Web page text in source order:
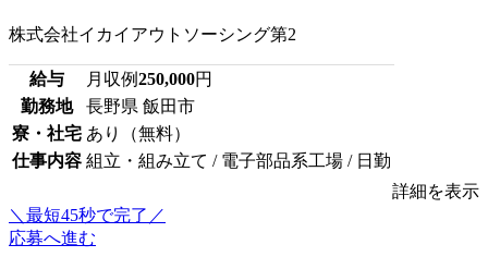
株式会社イカイアウトソーシング第2
給与 月収例250,000円
勤務地
長野県 飯田市
寮・社宅 あり（無料）
仕事内容 組立・組み立て / 電子部品系工場 / 日勤
詳細を表示
＼最短45秒で完了／
応募へ進む